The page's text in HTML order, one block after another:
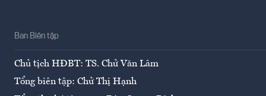
Ban Biên tập
Chủ tịch HĐBT: TS. Chử Văn Lâm
Tổng biên tập: Chử Thị Hạnh